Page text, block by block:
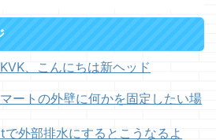
、こんにちは新ヘッド
ートの外壁に何かを固定したい場
外部排水にするとこうなるよ